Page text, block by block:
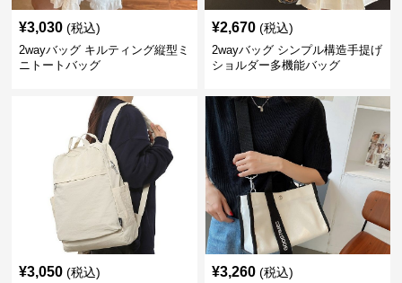
¥3,030 (税込)
2wayバッグ キルティング縦型ミ
ニトートバッグ
¥2,670 (税込)
2wayバッグ シンプル構造手提げ
ショルダー多機能バッグ
¥3,050 (税込) ¥3,260 (税込)